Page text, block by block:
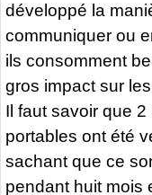
développé la
communiquer ou
ils consomment
gros impact sur
Il faut savoir que
portables ont été
sachant que ce
pendant huit mois